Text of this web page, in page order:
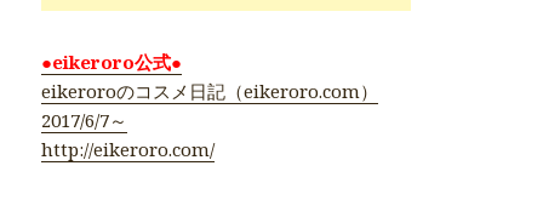
●eikeroro公式●
eikeroroのコスメ日記（eikeroro.com）
2017/6/7～
http://eikeroro.com/